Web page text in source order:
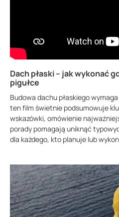
Dach płaski – jak wykonać
pigułce
Budowa dachu płaskiego
ten film świetnie podsumowuje
wskazówki, omówienie
porady pomagają uniknąć
dla każdego, kto planuje lub